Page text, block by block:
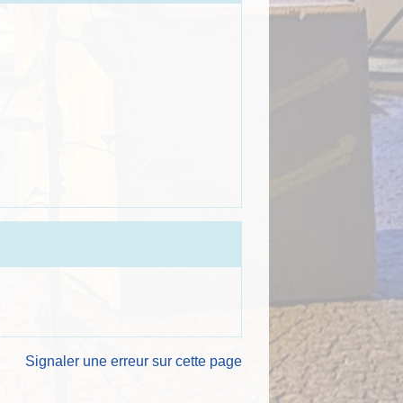
Signaler une erreur sur cette page